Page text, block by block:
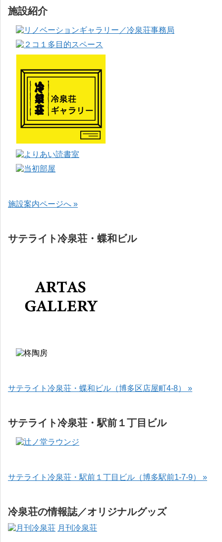
施設紹介
施設案内ページへ »
サテライト冷泉荘・蝶和ビル
サテライト冷泉荘・蝶和ビル（博多区店屋町4-8） »
サテライト冷泉荘・駅前１丁目ビル
サテライト冷泉荘・駅前１丁目ビル（博多駅前1-7-9） »
冷泉荘の情報誌／オリジナルグッズ
月刊冷泉荘